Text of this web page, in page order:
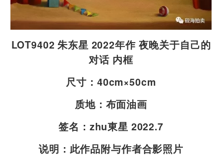
LOT9402 朱东星 2022年作 夜晚关于自己的
对话 内框
尺寸：40cm×50cm
质地：布面油画
签名：zhu東星 2022.7
说明：此作品附与作者合影照片